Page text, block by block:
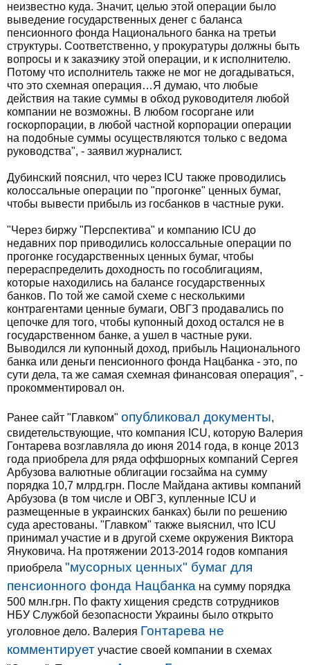
неизвестно куда. Значит, целью этой операции было
выведение государственных денег с баланса
пенсионного фонда Национального банка на третьи
структуры. Соответственно, у прокуратуры должны быть
вопросы и к заказчику этой операции, и к исполнителю.
Потому что исполнитель также не мог не догадываться,
что это схемная операция…Я думаю, что любые
действия на такие суммы в обход руководителя любой
компании не возможны. В любом госоргане или
госкорпорации, в любой частной корпорации операции
на подобные суммы осуществляются только с ведома
руководства", - заявил журналист.
Дубинский пояснил, что через ICU также проводились
колоссальные операции по "прогонке" ценных бумаг,
чтобы вывести прибыль из госбанков в частные руки.
"Через биржу "Перспектива" и компанию ICU до
недавних пор приводились колоссальные операции по
прогонке государственных ценных бумаг, чтобы
перераспределить доходность по гособлигациям,
которые находились на балансе государственных
банков. По той же самой схеме с несколькими
контрагентами ценные бумаги, ОВГЗ продавались по
цепочке для того, чтобы купонный доход остался не в
государственном банке, а ушел в частные руки.
Выводился ли купонный доход, прибыль Национального
банка или деньги пенсионного фонда Нацбанка - это, по
сути дела, та же самая схемная финансовая операция", -
прокомментировал он.
Ранее сайт "Главком" опубликовал документы,
свидетельствующие, что компания ICU, которую Валерия
Гонтарева возглавляла до июня 2014 года, в конце 2013
года приобрела для ряда оффшорных компаний Сергея
Арбузова валютные облигации госзайма на сумму
порядка 10,7 млрд.грн. После Майдана активы компаний
Арбузова (в том числе и ОВГЗ, купленные ICU и
размещенные в украинских банках) были по решению
суда арестованы. "Главком" также выяснил, что ICU
принимал участие и в другой схеме окружения Виктора
Януковича. На протяжении 2013-2014 годов компания
приобрела "мусорных ценных" бумаг для
пенсионного фонда Нацбанка на сумму порядка
500 млн.грн. По факту хищения средств сотрудников
НБУ Службой безопасности Украины было открыто
уголовное дело. Валерия Гонтарева не
комментирует участие своей компании в схемах